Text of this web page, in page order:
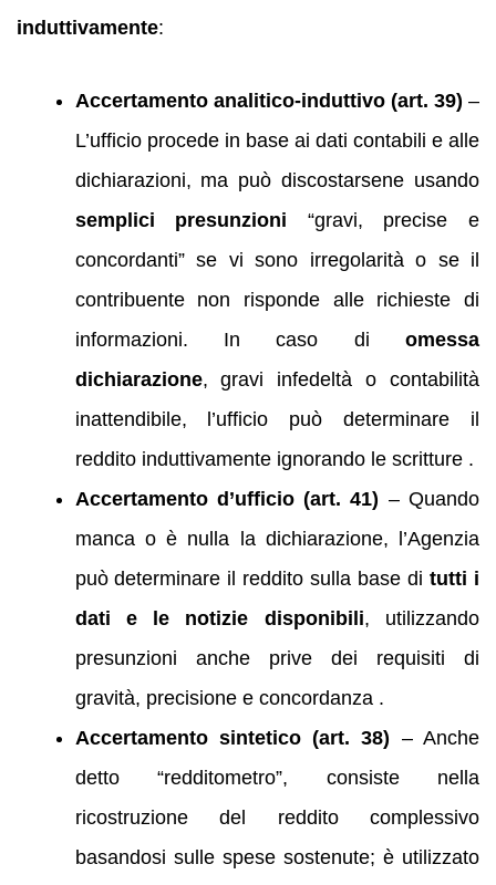
induttivamente:
Accertamento analitico‑induttivo (art. 39) –
L’ufficio procede in base ai dati contabili e alle
dichiarazioni, ma può discostarsene usando
semplici presunzioni “gravi, precise e
concordanti” se vi sono irregolarità o se il
contribuente non risponde alle richieste di
informazioni. In caso di omessa
dichiarazione, gravi infedeltà o contabilità
inattendibile, l’ufficio può determinare il
reddito induttivamente ignorando le scritture .
Accertamento d’ufficio (art. 41) – Quando
manca o è nulla la dichiarazione, l’Agenzia
può determinare il reddito sulla base ditutti i
dati e le notizie disponibili, utilizzando
presunzioni anche prive dei requisiti di
gravità, precisione e concordanza .
Accertamento sintetico (art. 38) – Anche
detto “redditometro”, consiste nella
ricostruzione del reddito complessivo
basandosi sulle spese sostenute; è utilizzato